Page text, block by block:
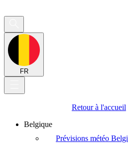
FR
Retour à l'accueil
Belgique
Prévisions météo